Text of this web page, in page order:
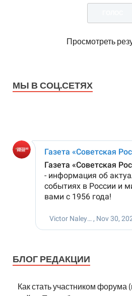
Просмотреть
МЫ В СОЦ.СЕТЯХ
БЛОГ РЕДАКЦИИ
Как стать участником форума